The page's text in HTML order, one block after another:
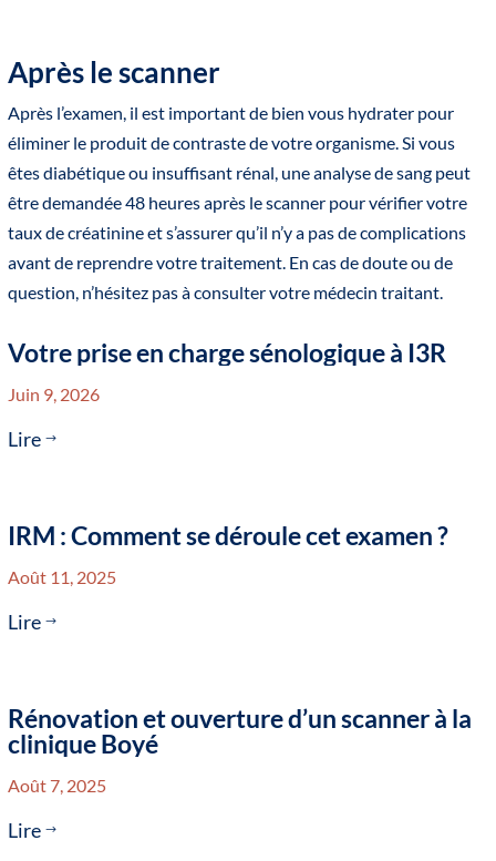
Après le scanner
Après l’examen, il est important de bien vous hydrater pour
éliminer le produit de contraste de votre organisme. Si vous
êtes diabétique ou insuffisant rénal, une analyse de sang peut
être demandée 48 heures après le scanner pour vérifier votre
taux de créatinine et s’assurer qu’il n’y a pas de complications
avant de reprendre votre traitement. En cas de doute ou de
question, n’hésitez pas à consulter votre médecin traitant.
Votre prise en charge sénologique à I3R
Juin 9, 2026
Lire $
IRM : Comment se déroule cet examen ?
Août 11, 2025
Lire $
Rénovation et ouverture d’un scanner à la
clinique Boyé
Août 7, 2025
Lire $